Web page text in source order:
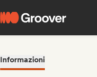
Informazioni